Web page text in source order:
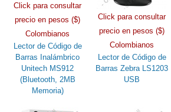
Click para consultar
precio en pesos ($)
Colombianos
Lector de Código de
Barras Inalámbrico
Unitech MS912
(Bluetooth, 2MB
Memoria)
Click para consultar
precio en pesos ($)
Colombianos
Lector de Código de
Barras Zebra LS1203
USB